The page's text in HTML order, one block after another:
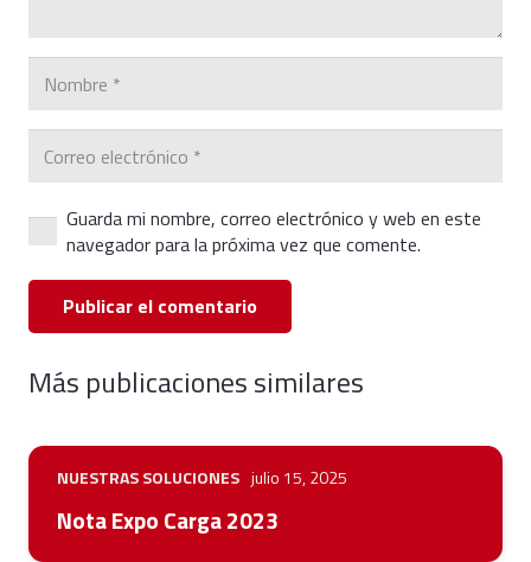
Guarda mi nombre, correo electrónico y web en este
navegador para la próxima vez que comente.
Publicar el comentario
Más publicaciones similares
NUESTRAS SOLUCIONES julio 15, 2025
Nota Expo Carga 2023